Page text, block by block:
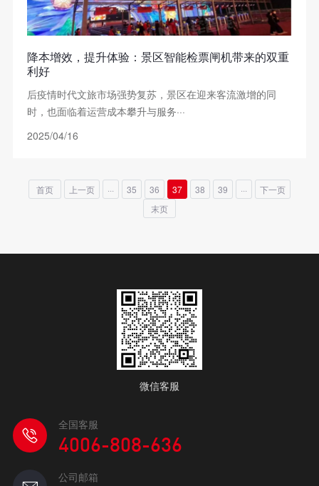
降本增效，提升体验：景区智能检票闸机带来的双重
利好
后疫情时代文旅市场强势复苏，景区在迎来客流激增的同
时，也面临着运营成本攀升与服务···
2025/04/16
首页 上一页 ··· 35 36 37 38 39 ···
下一页
末页
微信客服
全国客服
4006-808-636
公司邮箱